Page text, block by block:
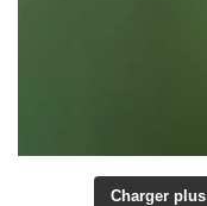
Charger plus